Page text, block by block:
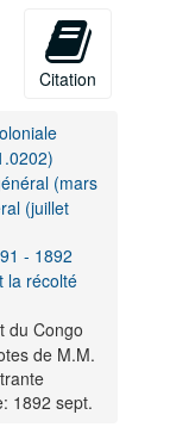
Citation
(mars
(juillet
- 1892
la récolté
du Congo
de M.M.
1892 sept.